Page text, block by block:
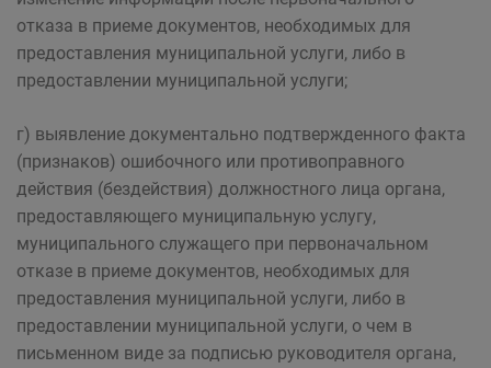
отказа в приеме документов, необходимых для
предоставления муниципальной услуги, либо в
предоставлении муниципальной услуги;
г) выявление документально подтвержденного факта
(признаков) ошибочного или противоправного
действия (бездействия) должностного лица органа,
предоставляющего муниципальную услугу,
муниципального служащего при первоначальном
отказе в приеме документов, необходимых для
предоставления муниципальной услуги, либо в
предоставлении муниципальной услуги, о чем в
письменном виде за подписью руководителя органа,